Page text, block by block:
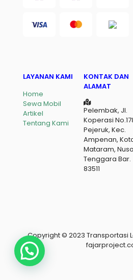
LAYANAN KAMI
Home
Sewa Mobil
Artikel
Tentang Kami
KONTAK DAN
ALAMAT
Pelembak, Jl.
Koperasi
Pejeruk, Kec.
Ampenan,
Mataram, Nusa
Tenggara Bar.
83511
Copyright © 2023 Transportasi